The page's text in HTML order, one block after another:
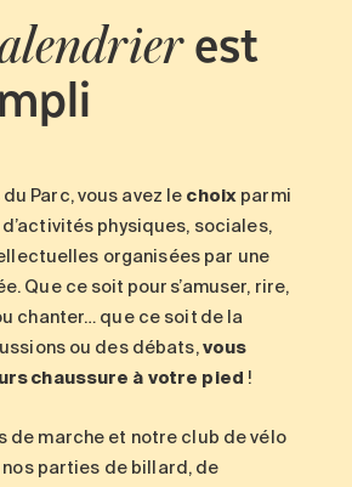
est
Parc, vous avez le choix parmi
physiques, sociales,
organisées par une
Que ce soit pour s’amuser, rire,
chanter… que ce soit de la
ou des débats,vous
chaussure à votre pied !
de marche et notre club de vélo
parties de billard, de